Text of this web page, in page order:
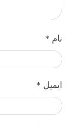
نام *
ایمیل *